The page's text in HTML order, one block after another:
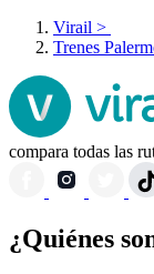
Virail >
Trenes
compara todas las
¿Quiénes